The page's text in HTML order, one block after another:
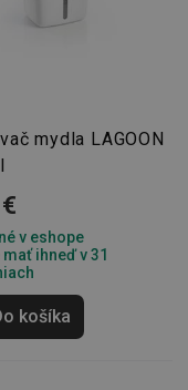
mydla LAGOON
v eshope
mať ihneď v 31
košíka